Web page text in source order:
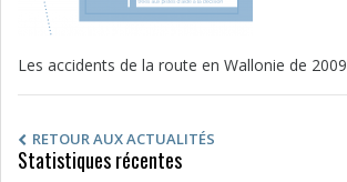
Les accidents de la route en Wallonie de
RETOUR AUX ACTUALITÉS
Statistiques récentes